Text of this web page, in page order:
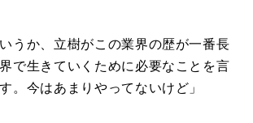
いうか、立樹がこの業界の歴が一番長
で生きていくために必要なことを言
。今はあまりやってないけど」